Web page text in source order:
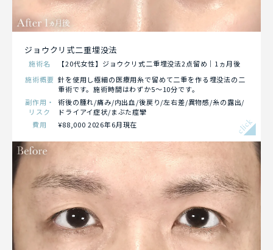
ジョウクリ式二重埋没法
施術名
【20代女性】ジョウクリ式二重埋没法2点留め｜1ヵ月後
施術概要 針を使用し極細の医療用糸で留めて二重を作る埋没法の二
重術です。施術時間はわずか5～10分です。
副作用・
リスク
術後の腫れ/痛み/内出血/後戻り/左右差/異物感/糸の露出/
ドライアイ症状/まぶた痙攣
費用
¥88,000 2026年6月現在 click